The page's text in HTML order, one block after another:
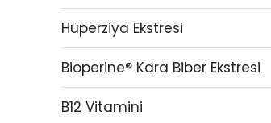
Hüperziya Ekstresi
Bioperine® Kara Biber Ekstresi
B12 Vitamini